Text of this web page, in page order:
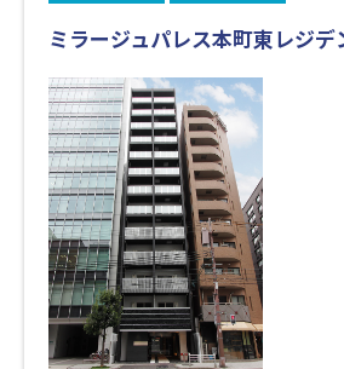
ミラージュパレス本町東レジデ